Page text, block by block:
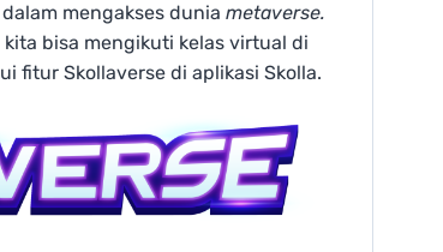
mengakses dunia metaverse.
bisa mengikuti kelas virtual di
fitur Skollaverse di aplikasi Skolla.